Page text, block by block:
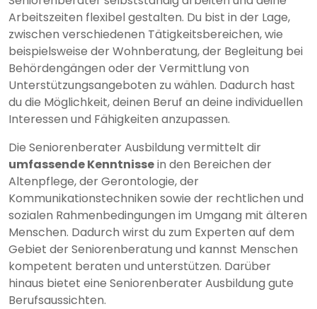
Arbeitszeiten flexibel gestalten. Du bist in der Lage,
zwischen verschiedenen Tätigkeitsbereichen, wie
beispielsweise der Wohnberatung, der Begleitung bei
Behördengängen oder der Vermittlung von
Unterstützungsangeboten zu wählen. Dadurch hast
du die Möglichkeit, deinen Beruf an deine individuellen
Interessen und Fähigkeiten anzupassen.
Die Seniorenberater Ausbildung vermittelt dir
umfassende Kenntnissein den Bereichen der
Altenpflege, der Gerontologie, der
Kommunikationstechniken sowie der rechtlichen und
sozialen Rahmenbedingungen im Umgang mit älteren
Menschen. Dadurch wirst du zum Experten auf dem
Gebiet der Seniorenberatung und kannst Menschen
kompetent beraten und unterstützen. Darüber
hinaus bietet eine Seniorenberater Ausbildung gute
Berufsaussichten.